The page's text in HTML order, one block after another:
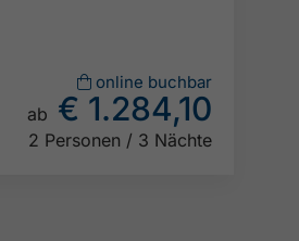
online buchbar
ab € 1.284,10
2 Personen / 3 Nächte